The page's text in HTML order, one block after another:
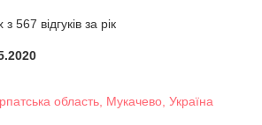
567 відгуків за рік
область, Мукачево, Україна